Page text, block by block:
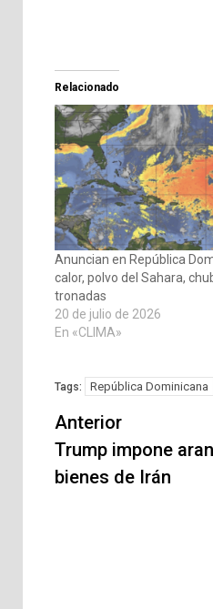
Relacionado
Anuncian en República
calor, polvo del Sahara,
tronadas
20 de julio de 2026
En «CLIMA»
Tags: República Dominicana
Navegación
de
entradas
Anterior
Trump impone
bienes de Irán